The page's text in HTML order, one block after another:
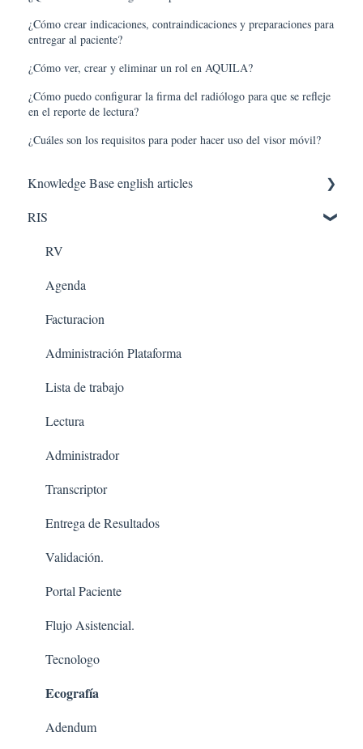
¿Cómo crear indicaciones, contraindicaciones y preparaciones para
entregar al paciente?
¿Cómo ver, crear y eliminar un rol en AQUILA?
¿Cómo puedo configurar la firma del radiólogo para que se refleje
en el reporte de lectura?
¿Cuáles son los requisitos para poder hacer uso del visor móvil?
Knowledge Base english articles
AQUILA IN THE CLOUD
PACS
RIS
RV
Agenda
Facturacion
Administración Plataforma
Lista de trabajo
Lectura
Administrador
Transcriptor
Entrega de Resultados
Validación.
Portal Paciente
Flujo Asistencial.
Tecnologo
Ecografía
Adendum